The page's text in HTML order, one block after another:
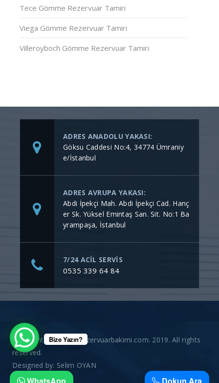
Tece Gömme Rezervuar Tamiri
Viega Gömme Rezervuar Tamiri
Villeroyboch Gömme Rezervuar Tamiri
ADRES ANADOLU YAKASI:
Göksu Caddesi No:4, 34774 Ümraniy
e/İstanbul
ADRES AVRUPA YAKASI:
Abdi İpekçi Mah. Abdi İpekçi Cad. Hanç
er Sk. Yüksel Emintaş San. Sit. No:1 Ba
yrampaşa, İstanbul
7/24 ACİL SERVİS
0535 339 64 84
Copyright © gommerezervuarbakimi.com. 2019. All rights
reserved.
Designed by: Selim OYAN
Bize Yazın?